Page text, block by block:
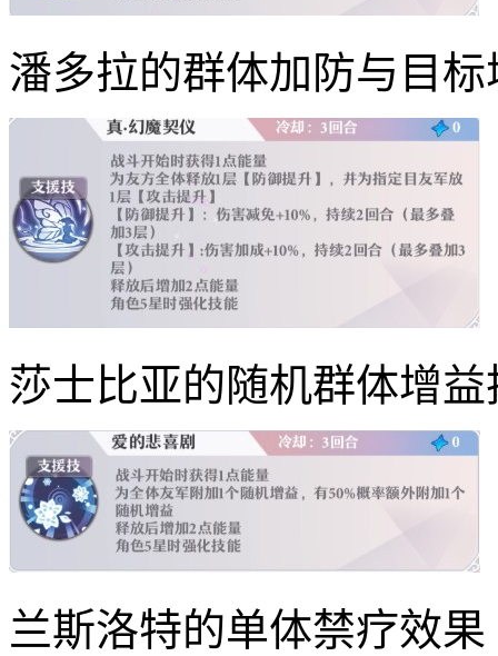
潘多拉的群体加防与目
莎士比亚的随机群体增益
兰斯洛特的单体禁疗效果